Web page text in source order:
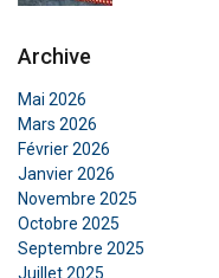
Archive
Mai 2026
Mars 2026
Février 2026
Janvier 2026
Novembre 2025
Octobre 2025
Septembre 2025
Juillet 2025